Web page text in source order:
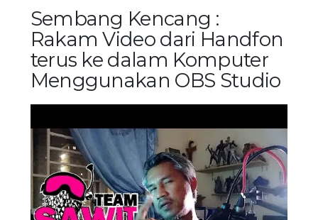
Sembang Kencang :
Rakam Video dari Handfon
terus ke dalam Komputer
Menggunakan OBS Studio